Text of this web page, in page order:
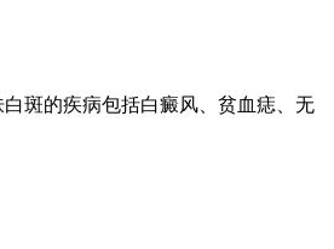
斑的疾病包括白癜风、贫血痣、无